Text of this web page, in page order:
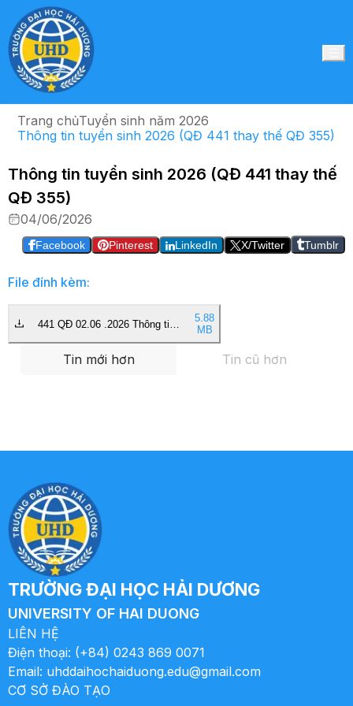
Trang chủTuyển sinh năm 2026
Thông tin tuyển sinh 2026 (QĐ 441 thay thế QĐ 355)
Thông tin tuyển sinh 2026 (QĐ 441 thay thế
QĐ 355)
04/06/2026
Facebook Pinterest LinkedIn X/Twitter Tumblr
File đính kèm:
441 QĐ 02.06 .2026 Thông tin
355).pdf
5.88
MB
Tin mới hơn Tin cũ hơn
TRƯỜNG ĐẠI HỌC HẢI DƯƠNG
UNIVERSITY OF HAI DUONG
LIÊN HỆ
Điện thoại: (+84) 0243 869 0071
Email: uhddaihochaiduong.edu@gmail.com
CƠ SỞ ĐÀO TẠO